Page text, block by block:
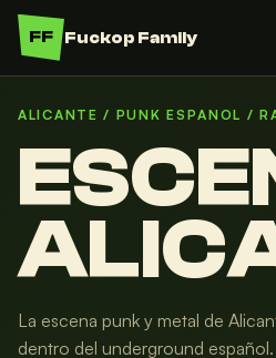
FF Fuckop Family
ALICANTE / PUNK ESPANOL /
La escena punk y metal de
dentro del underground español.